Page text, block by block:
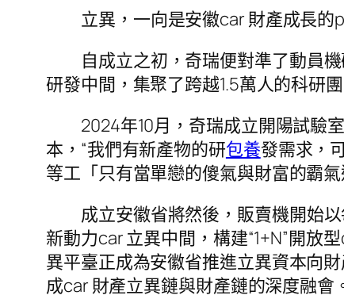
立異，一向是安徽car 財產成長的
自成立之初，奇瑞便對準了動員
研發中間，集聚了跨越1.5萬人的科研
2024年10月，奇瑞成立開陽試驗
本，“我們有新產物的研包養發需求，
等工「只有當單戀的傻氣與財富的霸
成立安徽省將然後，販賣機開始
新動力car 立異中間，構建“1+N”開放
異平臺正成為安徽省推進立異資本向
成car 財產立異鏈與財產鏈的深度融會